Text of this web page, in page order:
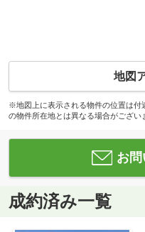
地図
※地図上に表示される物件の位置は付
の物件所在地とは異なる場合がござい
お
成約済み一覧